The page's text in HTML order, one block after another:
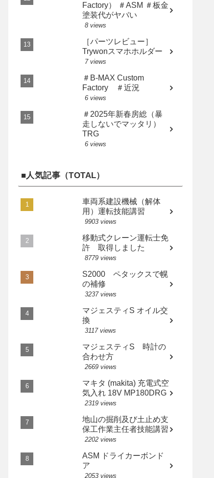
Factory） ＃ASM ＃板金
塗装代がヤバい
8 views
［パーツレビュー］
Trywonスマホホルダー
7 views
＃B-MAX Custom
Factory ＃近況
6 views
＃2025年新春房総（暴
走しないでマッタリ）
TRG
6 views
■人気記事（TOTAL）
車両系建設機械（解体
用）運転技能講習
9903 views
移動式クレーン運転士免
許 取得しました
8779 views
S2000 ペタックスで幌
の補修
3237 views
マジェスティS オイル交
換
3117 views
マジェスティS 時計の
合わせ方
2669 views
マキタ (makita) 充電式空
気入れ 18V MP180DRG
2319 views
地山の掘削及び土止め支
保工作業主任者技能講習
2202 views
ASM ドライカーボンド
ア
2053 views